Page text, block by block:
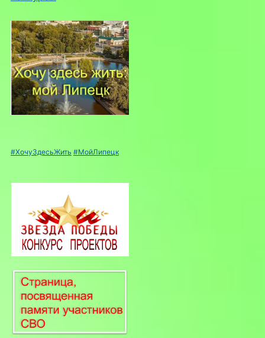
#ХочуЗдесьЖить #МойЛипецк